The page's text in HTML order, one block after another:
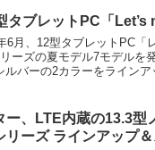
タブレットPC「Let’s
6月、12型タブレットPC「
リーズの夏モデル7モデルを
ルバーの2カラーをラインア
ー、LTE内蔵の13.3型
ーズ ラインアップ＆